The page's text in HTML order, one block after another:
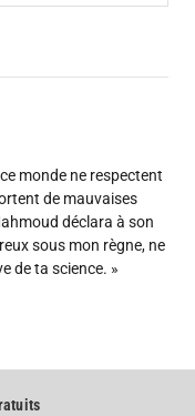
monde ne respectent
de mauvaises
déclara à son
sous mon règne, ne
de ta science. »